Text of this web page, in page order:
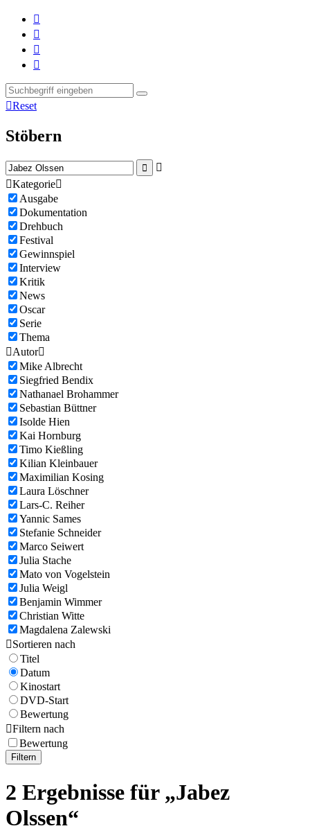




Reset
Stöbern


Kategorie
Ausgabe
Dokumentation
Drehbuch
Festival
Gewinnspiel
Interview
Kritik
News
Oscar
Serie
Thema
Autor
Mike Albrecht
Siegfried Bendix
Nathanael Brohammer
Sebastian Büttner
Isolde Hien
Kai Hornburg
Timo Kießling
Kilian Kleinbauer
Maximilian Kosing
Laura Löschner
Lars-C. Reiher
Yannic Sames
Stefanie Schneider
Marco Seiwert
Julia Stache
Mato von Vogelstein
Julia Weigl
Benjamin Wimmer
Christian Witte
Magdalena Zalewski
Sortieren nach
Titel
Datum
Kinostart
DVD-Start
Bewertung
Filtern nach
Bewertung
Filtern
2 Ergebnisse für „Jabez
Olssen“